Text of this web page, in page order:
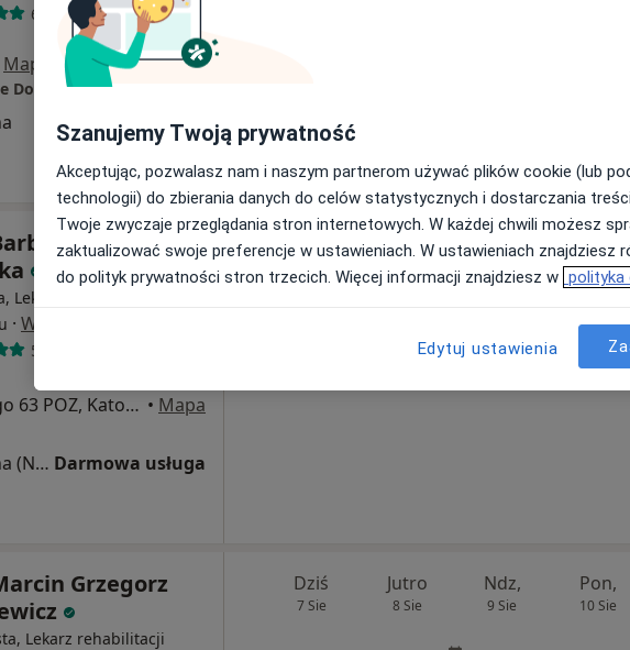
68 opinii
Mapa
od 200 zł
Maria
Lekarz pierwszego
· Więcej
5 opinii
Ignacego Paderewskiego 63 POZ, Katowice • Mapa
Konsultacja pediatryczna (NFZ) Darmowa usługa
Dziś Jutro Ndz, Pon,
10 Sie
Umawianie online nie jest dostępne
Grzegorz
Lekarz rehabilitacji
Dziś
7 Sie
Jutro
8 Sie
Ndz,
9 Sie
Pon,
10 Sie
Szanujemy Twoją prywatność
Akceptując, pozwalasz nam i naszym partnerom używać plików cookie (lub
technologii) do zbierania danych do celów statystycznych i dostarczania
Twoje zwyczaje przeglądania stron internetowych. W każdej chwili możesz
zaktualizować swoje preferencje w ustawieniach. W ustawieniach znajdziesz
do polityk prywatności stron trzecich. Więcej informacji znajdziesz w polityka
Edytuj ustawienia